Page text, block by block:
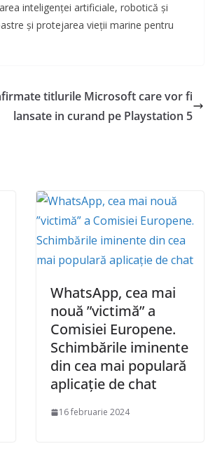
inteligenței artificiale, robotică și
și protejarea vieții marine pentru
titlurile Microsoft care vor fi
lansate in curand pe Playstation 5
WhatsApp, cea mai
nouă ”victimă” a
Comisiei Europene.
Schimbările iminente
din cea mai populară
aplicație de chat
16 februarie 2024